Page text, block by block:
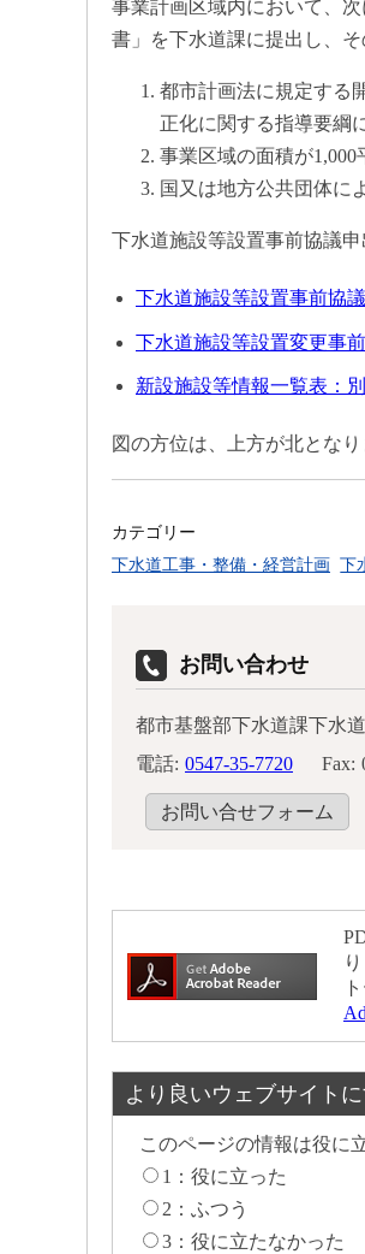
事業計画区域内において、
書」を下水道課に提出し、
都市計画法に規定する
正化に関する指導要綱
事業区域の面積が
国又は地方公共団体に
下水道施設等設置事前協議
下水道施設等設置事前協
下水道施設等設置変更事
新設施設等情報一覧表：
図の方位は、上方が北となり
カテゴリー
下水道工事・整備・経営計画 下
お問い合わせ
都市基盤部下水道課下水
電話: 0547-35-7720 Fax:
お問い合せフォーム
より良いウェブサイト
このページの情報は役に
1：役に立った
2：ふつう
3：役に立たなかった